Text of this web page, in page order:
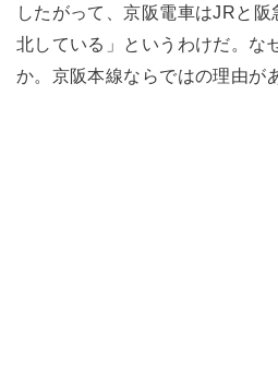
したがって、京阪電車はJRと
北している」というわけだ。な
か。京阪本線ならではの理由が